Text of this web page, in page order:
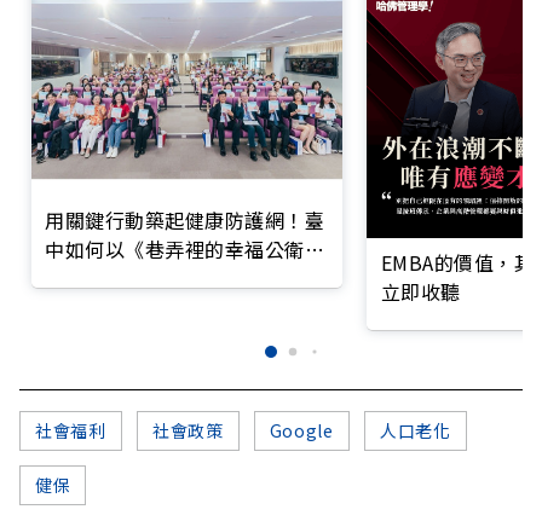
用關鍵行動築起健康防護網！臺
中如何以《巷弄裡的幸福公衛》
EMBA的價值，
立即收聽
社會福利 社會政策 Google 人口老化
健保